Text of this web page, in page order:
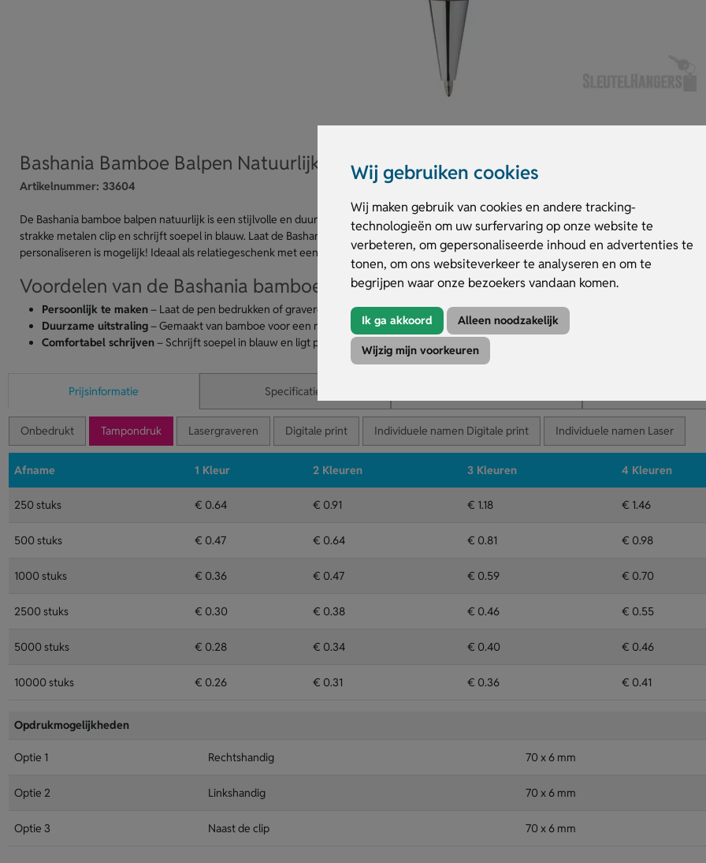
Wij gebruiken cookies
Wij maken gebruik van cookies en andere tracking-
technologieën om uw surfervaring op onze website te
verbeteren, om gepersonaliseerde inhoud en advertenties te
tonen, om ons websiteverkeer te analyseren en om te
begrijpen waar onze bezoekers vandaan komen.
Ik ga akkoord Alleen noodzakelijk
Wijzig mijn voorkeuren
Bashania Bamboe Balpen Natuurlijk
Artikelnummer: 33604
De Bashania bamboe balpen natuurlijk is een stijlvolle en duurzame keuze voor dagelijks gebruik. Deze balpen combineert natuurlijk bamboe
strakke metalen clip en schrijft soepel in blauw. Laat de Bashania bamboe balpen natuurlijk bedrukken of graveren met je logo of naam, zelfs
personaliseren is mogelijk! Ideaal als relatiegeschenk met een persoonlijke touch. Bestel of vraag een prijs op.
Voordelen van de Bashania bamboe balpen natuurlijk
Persoonlijk te maken– Laat de pen bedrukken of graveren met logo, naam of unieke personalisatie per stuk.
Duurzame uitstraling– Gemaakt van bamboe voor een natuurlijke en milieubewuste look.
Comfortabel schrijven– Schrijft soepel in blauw en ligt prettig in de hand.
Prijsinformatie Specificaties
Onbedrukt Tampondruk Lasergraveren Digitale print Individuele namen Digitale print Individuele namen Laser
Afname 1 Kleur 2 Kleuren 3 Kleuren 4 Kleuren
250 stuks € 0.64 € 0.91 € 1.18 € 1.46
500 stuks € 0.47 € 0.64 € 0.81 € 0.98
1000 stuks € 0.36 € 0.47 € 0.59 € 0.70
2500 stuks € 0.30 € 0.38 € 0.46 € 0.55
5000 stuks € 0.28 € 0.34 € 0.40 € 0.46
10000 stuks € 0.26 € 0.31 € 0.36 € 0.41
Opdrukmogelijkheden
Optie 1 Rechtshandig 70 x 6 mm
Optie 2 Linkshandig 70 x 6 mm
Optie 3 Naast de clip 70 x 6 mm